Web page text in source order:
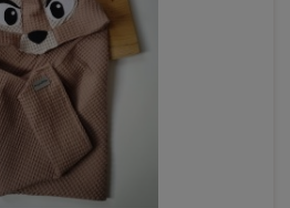
DO KOSZYKA